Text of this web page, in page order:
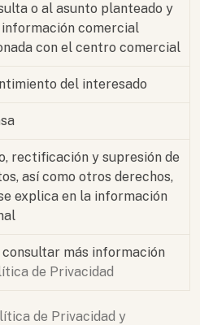
o al asunto planteado y
comercial
con el centro comercial
del interesado
rectificación y supresión de
así como otros derechos,
explica en la información
consultar más información
de Privacidad
de Privacidad y